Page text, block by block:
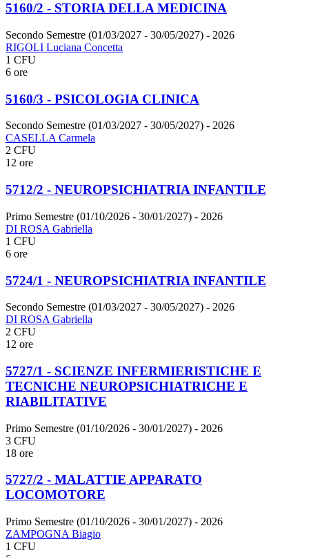
5160/2 - STORIA DELLA MEDICINA
Secondo Semestre (01/03/2027 - 30/05/2027) - 2026
RIGOLI Luciana Concetta
1 CFU
6 ore
5160/3 - PSICOLOGIA CLINICA
Secondo Semestre (01/03/2027 - 30/05/2027) - 2026
CASELLA Carmela
2 CFU
12 ore
5712/2 - NEUROPSICHIATRIA INFANTILE
Primo Semestre (01/10/2026 - 30/01/2027) - 2026
DI ROSA Gabriella
1 CFU
6 ore
5724/1 - NEUROPSICHIATRIA INFANTILE
Secondo Semestre (01/03/2027 - 30/05/2027) - 2026
DI ROSA Gabriella
2 CFU
12 ore
5727/1 - SCIENZE INFERMIERISTICHE E
TECNICHE NEUROPSICHIATRICHE E
RIABILITATIVE
Primo Semestre (01/10/2026 - 30/01/2027) - 2026
3 CFU
18 ore
5727/2 - MALATTIE APPARATO
LOCOMOTORE
Primo Semestre (01/10/2026 - 30/01/2027) - 2026
ZAMPOGNA Biagio
1 CFU